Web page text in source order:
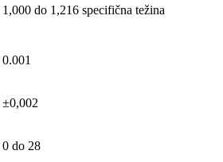
1,000 do 1,216 specifična težina
0.001
±0,002
0 do 28